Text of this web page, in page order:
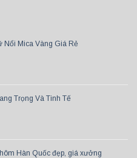
Mica Vàng Giá Rẻ
Trọng Và Tinh Tế
Hàn Quốc đẹp, giá xưởng